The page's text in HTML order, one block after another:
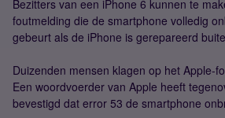
Bezitters van een iPhone 6 kunnen te
foutmelding die de smartphone volledig
gebeurt als de iPhone is gerepareerd
Duizenden mensen klagen op het Apple-
Een woordvoerder van Apple heeft
bevestigd dat error 53 de smartphone